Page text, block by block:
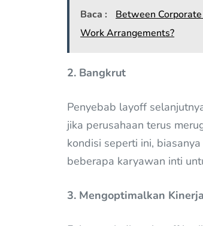
Baca :
Between
Work Arrangements?
2. Bangkrut
Penyebab layoff
jika perusahaan terus
kondisi seperti ini,
beberapa karyawan inti
3. Mengoptimalkan